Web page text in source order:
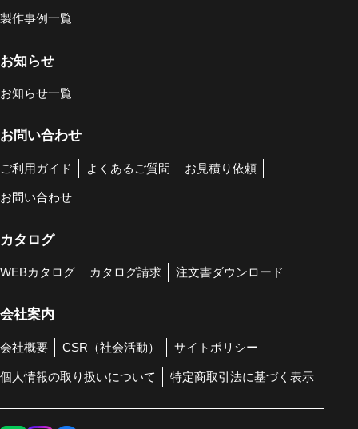
製作事例一覧
お知らせ
お知らせ一覧
お問い合わせ
ご利用ガイド よくあるご質問 お見積り依頼
お問い合わせ
カタログ
WEBカタログ カタログ請求 注文書ダウンロード
会社案内
会社概要 CSR（社会活動） サイトポリシー
個人情報の取り扱いについて 特定商取引法に基づく表示